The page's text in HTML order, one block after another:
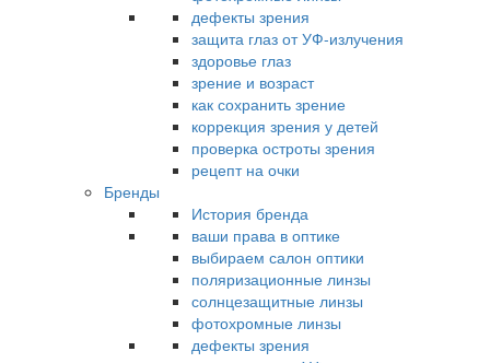
дефекты зрения
защита глаз от УФ-излучения
здоровье глаз
зрение и возраст
как сохранить зрение
коррекция зрения у детей
проверка остроты зрения
рецепт на очки
Бренды
История бренда
ваши права в оптике
выбираем салон оптики
поляризационные линзы
солнцезащитные линзы
фотохромные линзы
дефекты зрения